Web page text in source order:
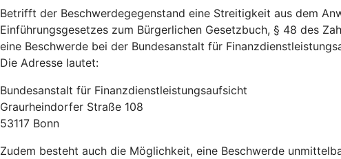
Betrifft der Beschwerdegegenstand eine Streitigkeit aus dem
Einführungsgesetzes zum Bürgerlichen Gesetzbuch, § 48 des
eine Beschwerde bei der Bundesanstalt für
Die Adresse lautet:
Bundesanstalt für Finanzdienstleistungsaufsicht
Graurheindorfer Straße 108
53117 Bonn
Zudem besteht auch die Möglichkeit, eine Beschwerde